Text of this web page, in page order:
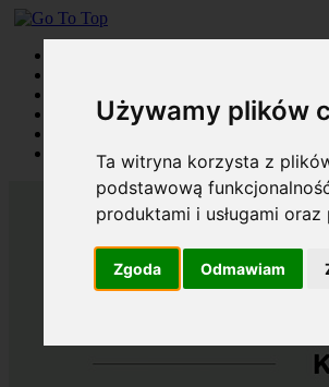
Używamy plików
Ta witryna korzysta z
podstawową
produktami i usługami
Zgoda Odmawiam
Prenumerata
Szukaj